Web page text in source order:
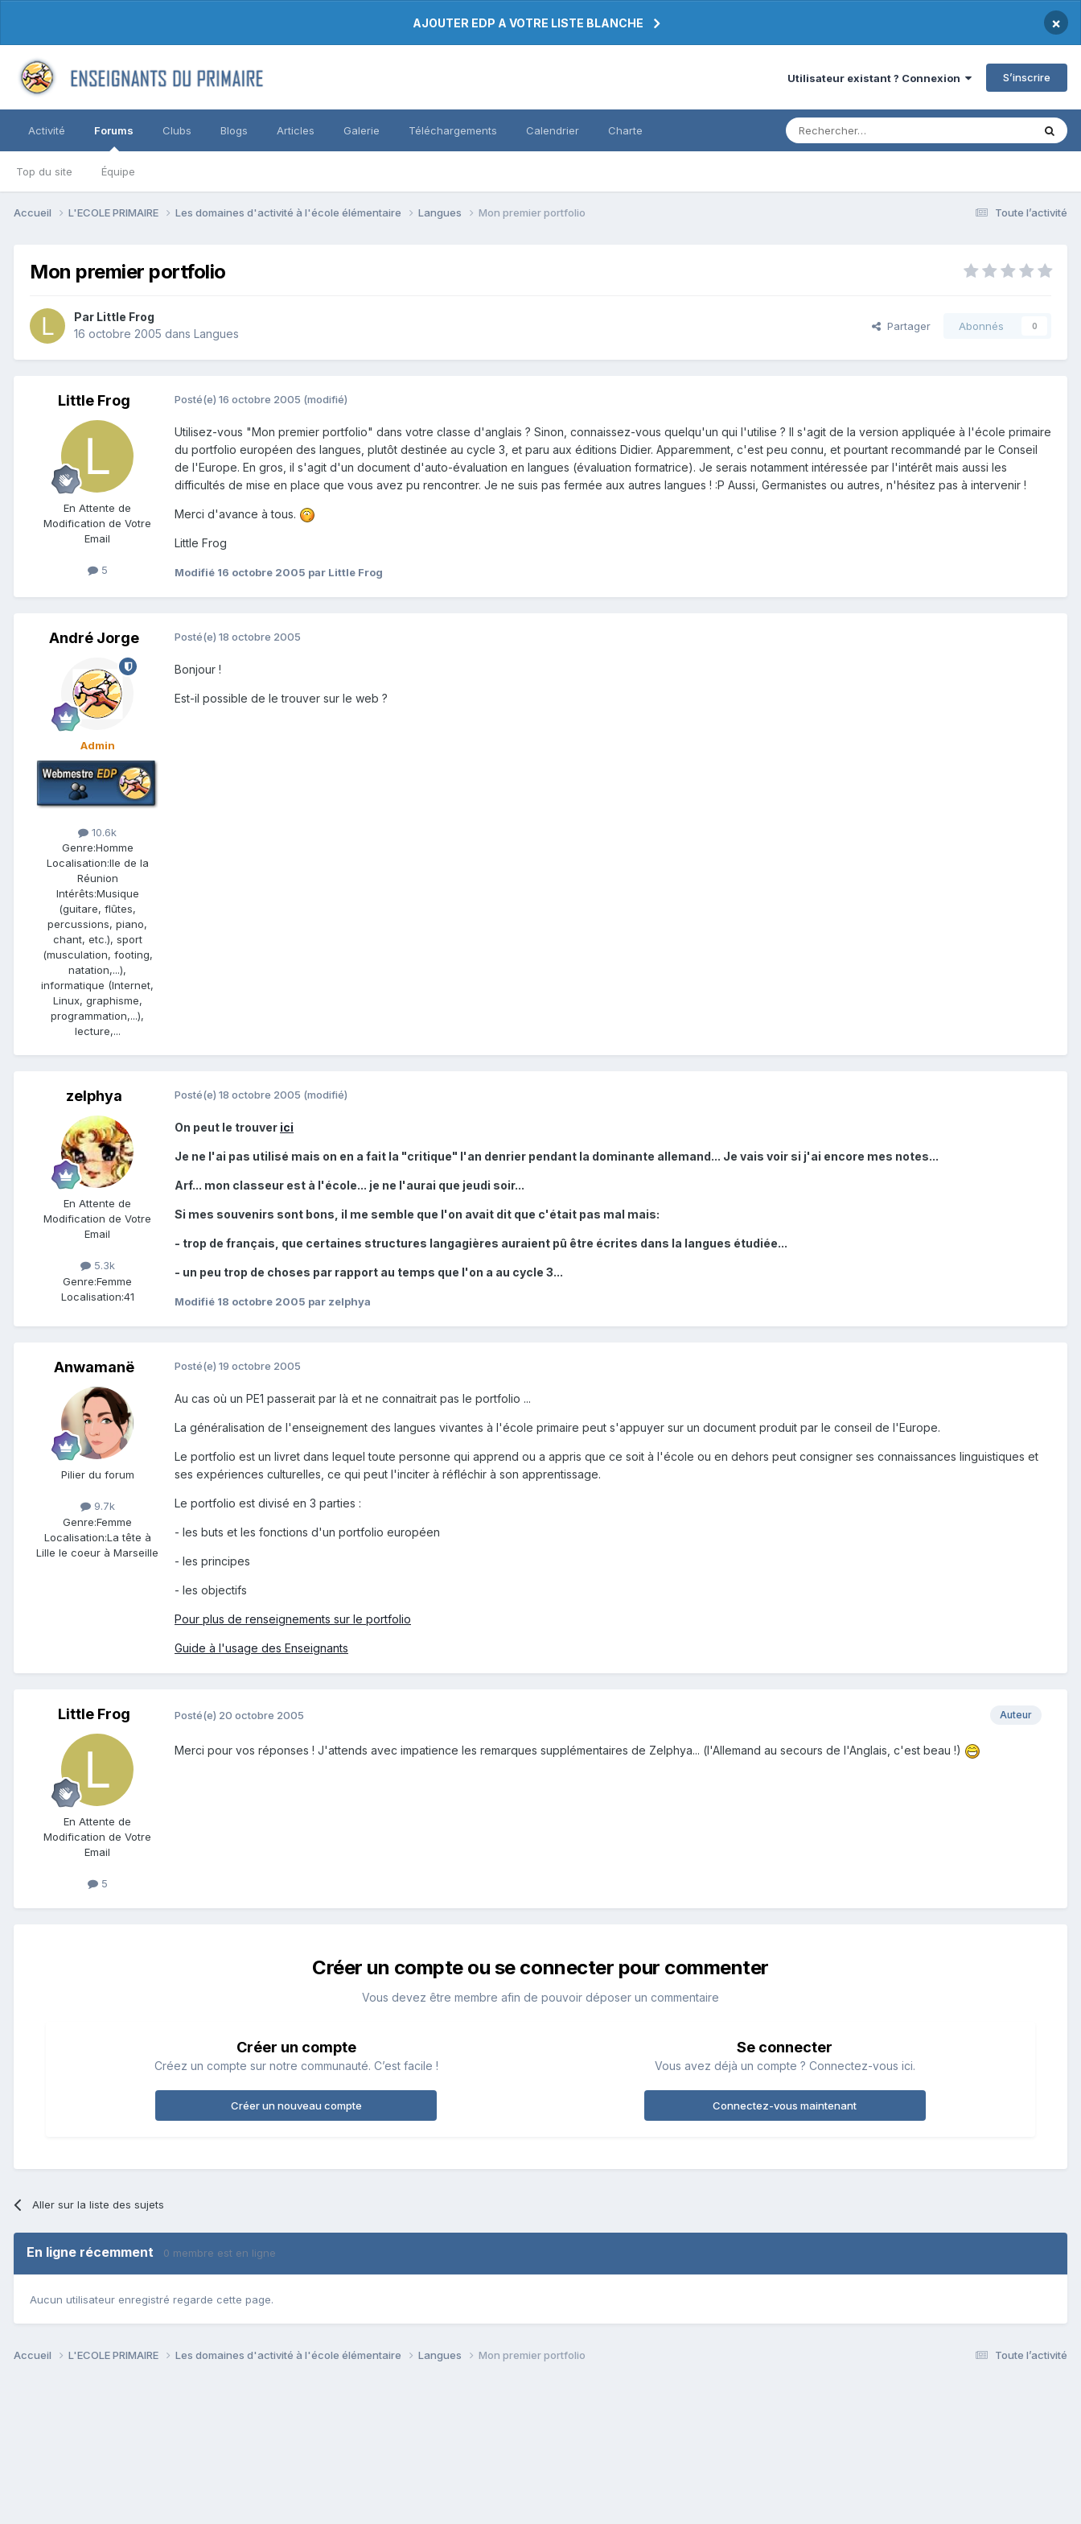
AJOUTER EDP A VOTRE LISTE BLANCHE ×
Utilisateur existant ? Connexion S’inscrire
Activité Forums
Top du site Équipe
Clubs Blogs Articles Galerie Téléchargements Calendrier Charte
Toute l’activité
Accueil L'ECOLE PRIMAIRE Les domaines d'activité à l'école élémentaire Langues Mon premier portfolio
Mon premier portfolio
Par Little Frog
16 octobre 2005 dans Langues
Partager Abonnés 0
Little Frog
En Attente de
Modification de Votre
Email
5
Posté(e) 16 octobre 2005 (modifié)
Utilisez-vous "Mon premier portfolio" dans votre classe d'anglais ? Sinon, connaissez-vous quelqu'un qui l'utilise ? Il s'agit de la version appliquée à l'école primaire
du portfolio européen des langues, plutôt destinée au cycle 3, et paru aux éditions Didier. Apparemment, c'est peu connu, et pourtant recommandé par le Conseil
de l'Europe. En gros, il s'agit d'un document d'auto-évaluation en langues (évaluation formatrice). Je serais notamment intéressée par l'intérêt mais aussi les
difficultés de mise en place que vous avez pu rencontrer. Je ne suis pas fermée aux autres langues ! :P Aussi, Germanistes ou autres, n'hésitez pas à intervenir !
Merci d'avance à tous.
Little Frog
Modifié 16 octobre 2005 par Little Frog
André Jorge
Admin
10.6k
Genre:Homme
Localisation:Ile de la
Réunion
Intérêts:Musique
(guitare, flûtes,
percussions, piano,
chant, etc.), sport
(musculation, footing,
natation,...),
informatique (Internet,
Linux, graphisme,
programmation,...),
lecture,...
Posté(e) 18 octobre 2005
Bonjour !
Est-il possible de le trouver sur le web ?
zelphya
En Attente de
Modification de Votre
Email
5.3k
Genre:Femme
Localisation:41
Posté(e) 18 octobre 2005 (modifié)
On peut le trouver ici
Je ne l'ai pas utilisé mais on en a fait la "critique" l'an denrier pendant la dominante allemand... Je vais voir si j'ai encore mes notes...
Arf... mon classeur est à l'école... je ne l'aurai que jeudi soir...
Si mes souvenirs sont bons, il me semble que l'on avait dit que c'était pas mal mais:
- trop de français, que certaines structures langagières auraient pû être écrites dans la langues étudiée...
- un peu trop de choses par rapport au temps que l'on a au cycle 3...
Modifié 18 octobre 2005 par zelphya
Anwamanë
Pilier du forum
9.7k
Genre:Femme
Localisation:La tête à
Lille le coeur à Marseille
Posté(e) 19 octobre 2005
Au cas où un PE1 passerait par là et ne connaitrait pas le portfolio ...
La généralisation de l'enseignement des langues vivantes à l'école primaire peut s'appuyer sur un document produit par le conseil de l'Europe.
Le portfolio est un livret dans lequel toute personne qui apprend ou a appris que ce soit à l'école ou en dehors peut consigner ses connaissances linguistiques et
ses expériences culturelles, ce qui peut l'inciter à réfléchir à son apprentissage.
Le portfolio est divisé en 3 parties :
- les buts et les fonctions d'un portfolio européen
- les principes
- les objectifs
Pour plus de renseignements sur le portfolio
Guide à l'usage des Enseignants
Little Frog
En Attente de
Modification de Votre
Email
5
Auteur
Posté(e) 20 octobre 2005
Merci pour vos réponses ! J'attends avec impatience les remarques supplémentaires de Zelphya... (l'Allemand au secours de l'Anglais, c'est beau !)
Créer un compte ou se connecter pour commenter
Vous devez être membre afin de pouvoir déposer un commentaire
Créer un compte
Créez un compte sur notre communauté. C’est facile !
Créer un nouveau compte
Se connecter
Vous avez déjà un compte ? Connectez-vous ici.
Connectez-vous maintenant
Aller sur la liste des sujets
En ligne récemment 0 membre est en ligne
Aucun utilisateur enregistré regarde cette page.
Toute l’activité
Accueil L'ECOLE PRIMAIRE Les domaines d'activité à l'école élémentaire Langues Mon premier portfolio